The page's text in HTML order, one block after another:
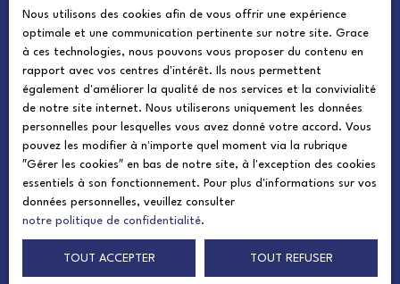
Gestion locative
Informations
Mentions légales
Politique de confidentialité
Plan du site
Nos honoraires
Gérer les cookies
Nous utilisons des cookies afin de vous offrir une expérience
optimale et une communication pertinente sur notre site. Grace
à ces technologies, nous pouvons vous proposer du contenu en
rapport avec vos centres d'intérêt. Ils nous permettent
également d'améliorer la qualité de nos services et la convivialité
de notre site internet. Nous utiliserons uniquement les données
personnelles pour lesquelles vous avez donné votre accord. Vous
pouvez les modifier à n'importe quel moment via la rubrique
″Gérer les cookies″ en bas de notre site, à l'exception des cookies
essentiels à son fonctionnement. Pour plus d'informations sur vos
données personnelles, veuillez consulter
notre politique de confidentialité.
TOUT ACCEPTER TOUT REFUSER